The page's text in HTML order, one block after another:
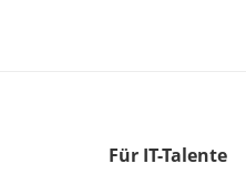
Für IT-Talente